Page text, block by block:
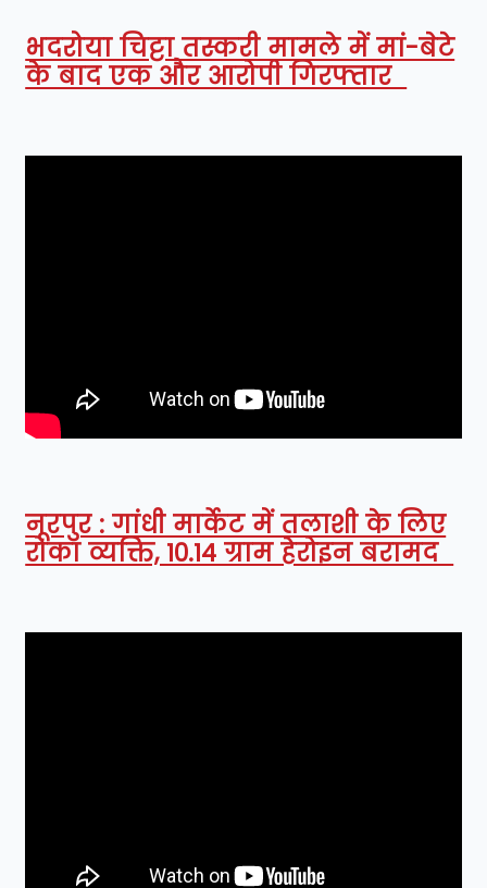
भदरोया चिट्टा तस्करी मामले में मां-बेटे
के बाद एक और आरोपी गिरफ्तार
नूरपुर : गांधी मार्केट में तलाशी के लिए
रोका व्यक्ति, 10.14 ग्राम हेरोइन बरामद